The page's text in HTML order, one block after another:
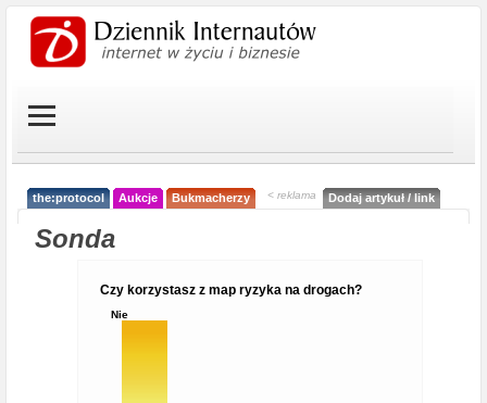
the:protocol Aukcje Bukmacherzy < reklama Dodaj artykuł / link
Sonda
Czy korzystasz z map ryzyka na drogach?
Nie